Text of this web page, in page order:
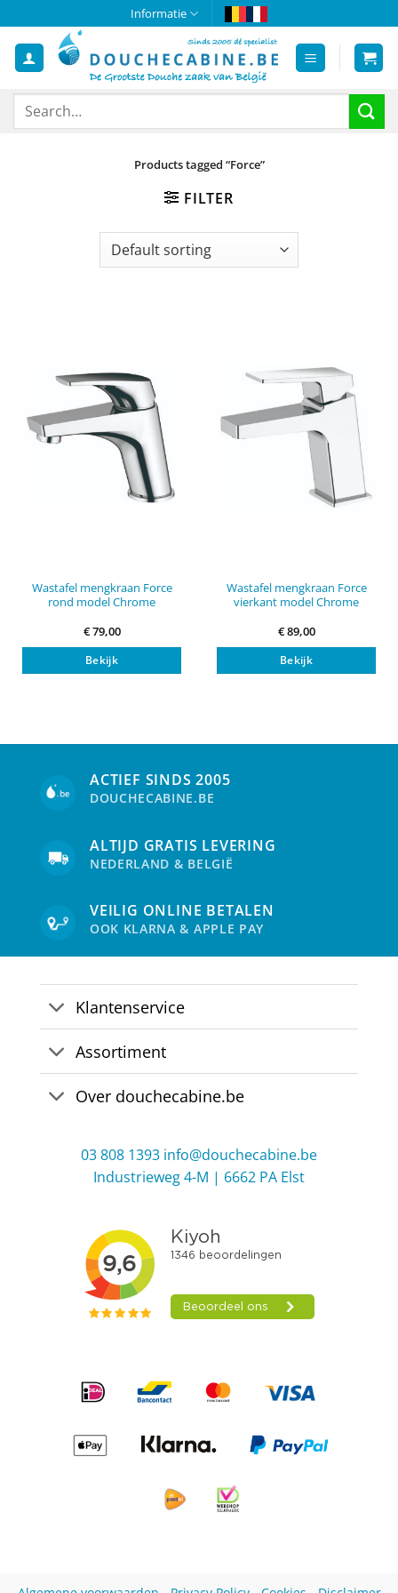
to
content
Informatie
Search
Products tagged “Force”
FILTER
Wastafel mengkraan Force
rond model Chrome
€79,00
Bekijk
Wastafel mengkraan Force
vierkant model Chrome
€89,00
Bekijk
ACTIEF SINDS 2005
DOUCHECABINE.BE
ALTIJD GRATIS LEVERING
NEDERLAND & BELGIË
VEILIG ONLINE BETALEN
OOK KLARNA & APPLE PAY
Klantenservice
Assortiment
Over douchecabine.be
03 808 1393 info@douchecabine.be
Industrieweg 4-M | 6662 PA Elst